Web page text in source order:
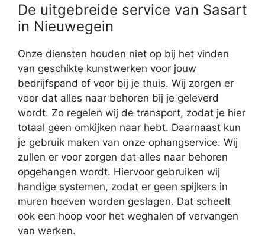
De uitgebreide service van Sasart
in Nieuwegein
Onze diensten houden niet op bij het vinden
van geschikte kunstwerken voor jouw
bedrijfspand of voor bij je thuis. Wij zorgen er
voor dat alles naar behoren bij je geleverd
wordt. Zo regelen wij de transport, zodat je hier
totaal geen omkijken naar hebt. Daarnaast kun
je gebruik maken van onze ophangservice. Wij
zullen er voor zorgen dat alles naar behoren
opgehangen wordt. Hiervoor gebruiken wij
handige systemen, zodat er geen spijkers in
muren hoeven worden geslagen. Dat scheelt
ook een hoop voor het weghalen of vervangen
van werken.